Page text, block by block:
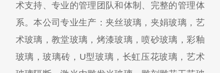
术支持、专业的管理团队和体制、完整的管理体
系。本公司专业生产：夹丝玻璃，夹娟玻璃，艺
术玻璃，教堂玻璃，烤漆玻璃，喷砂玻璃，彩釉
玻璃，玻璃砖，U型玻璃，长虹压花玻璃，艺术